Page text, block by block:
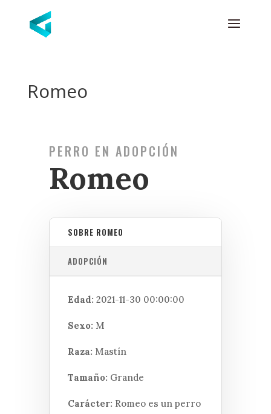
Romeo
PERRO EN ADOPCIÓN
Romeo
SOBRE ROMEO
ADOPCIÓN
Edad: 2021-11-30 00:00:00
Sexo: M
Raza: Mastín
Tamaño: Grande
Carácter: Romeo es un perro